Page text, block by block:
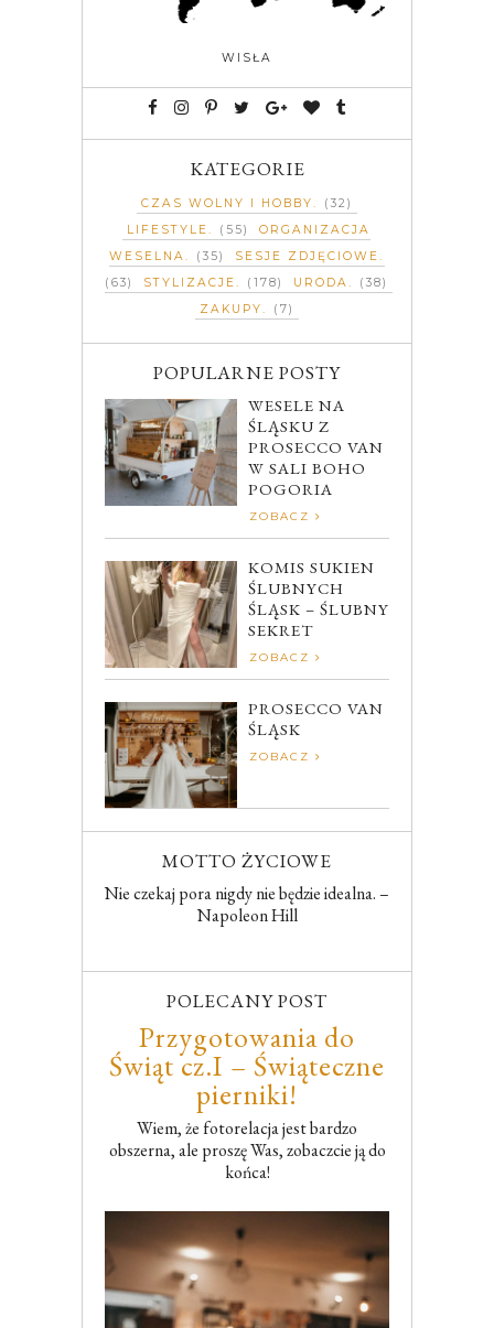
WISŁA
KATEGORIE
CZAS WOLNY I HOBBY
(32)
LIFESTYLE
(55)
ORGANIZACJA
WESELNA
(35)
SESJE ZDJĘCIOWE
(63)
STYLIZACJE (178) URODA
(38)
ZAKUPY
(7)
POPULARNE POSTY
WESELE NA
ŚLĄSKU Z
PROSECCO VAN
W SALI BOHO
POGORIA
ZOBACZ
KOMIS SUKIEN
ŚLUBNYCH
ŚLĄSK – ŚLUBNY
SEKRET
ZOBACZ
PROSECCO VAN
ŚLĄSK
ZOBACZ
MOTTO ŻYCIOWE
Nie czekaj pora nigdy nie będzie idealna. –
Napoleon Hill
POLECANY POST
Przygotowania do
Świąt cz.I – Świąteczne
pierniki!
Wiem, że fotorelacja jest bardzo
obszerna, ale proszę Was, zobaczcie ją do
końca!